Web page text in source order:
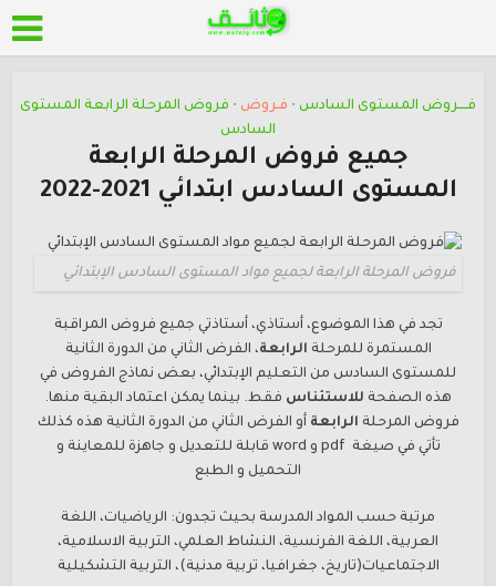
فــــروض المستوى السادس • فـروض • فروض المرحلة الرابعة المستوى
السادس
جميع فروض المرحلة الرابعة
المستوى السادس ابتدائي 2021-2022
فروض المرحلة الرابعة لجميع مواد المستوى السادس الإبتدائي
تجد في هذا الموضوع، أستاذي، أستاذتي جميع فروض المراقبة
المستمرة للمرحلة الرابعة، الفرض الثاني من الدورة الثانية
للمستوى السادس من التعليم الإبتدائي، بعض نماذج الفروض في
هذه الصفحة للاستئناس فقط. بينما يمكن اعتماد البقية منها.
فروض المرحلة الرابعة أو الفرض الثاني من الدورة الثانية هذه كذلك
تأتي في صيغة pdf و word قابلة للتعديل و جاهزة للمعاينة و
التحميل و الطبع
مرتبة حسب المواد المدرسة بحيث تجدون: الرياضيات، اللغة
العربية، اللغة الفرنسية، النشاط العلمي، التربية الاسلامية،
الاجتماعيات(تاريخ، جغرافيا، تربية مدنية)، التربية التشكيلية